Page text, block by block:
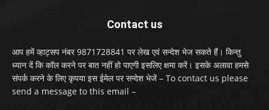
Contact us
आप हमें व्हाट्सप नंबर 9871728841 पर लेख एवं सन्देश भेज सकते हैं। किन्तु
ध्यान दें कि कॉल करने पर बात नहीं हो पाएगी इसलिए क्षमा करें। इसके अलावा हमसे
संपर्क करने के लिए कृपया इस ईमेल पर सन्देश भेजें – To contact us please
send a message to this email –